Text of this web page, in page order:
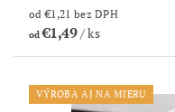
od €1,21 bez DPH
od€1,49/ ks
VÝROBA AJ NA MIERU